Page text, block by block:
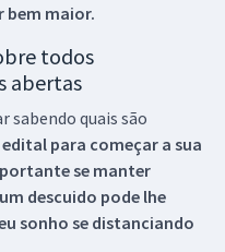
bem maior.
todos
abertas
sabendo quais são
para começar a sua
se manter
descuido pode lhe
sonho se distanciando